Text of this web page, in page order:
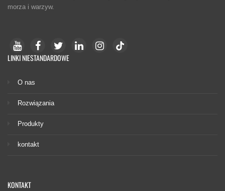
morza i warzyw.
LINKI NIESTANDARDOWE
O nas
Rozwiązania
Produkty
kontakt
KONTAKT